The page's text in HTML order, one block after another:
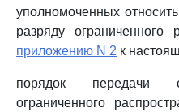
уполномоченных
разряду ограниченного
приложению N 2 к
порядок передачи
ограниченного